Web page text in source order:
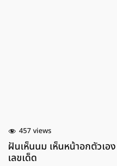
457 views
ฝันเห็นนม เห็นหน้าอกตัวเ
เลขเด็ด